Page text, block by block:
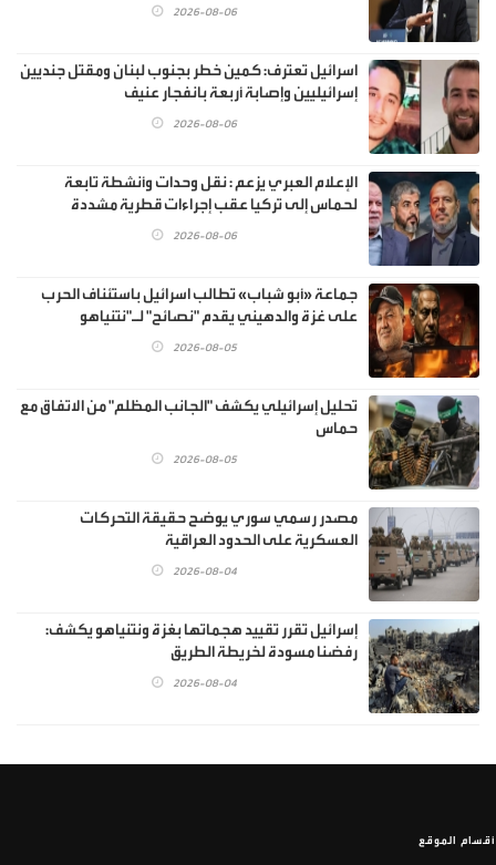
2026-08-06
اسرائيل تعترف: كمين خطر بجنوب لبنان ومقتل جنديين
إسرائيليين وإصابة أربعة بانفجار عنيف
2026-08-06
الإعلام العبري يزعم : نقل وحدات وأنشطة تابعة
لحماس إلى تركيا عقب إجراءات قطرية مشددة
2026-08-06
جماعة «أبو شباب» تطالب اسرائيل باستئناف الحرب
على غزة والدهيني يقدم "نصائح" لـ"نتنياهو
2026-08-05
تحليل إسرائيلي يكشف "الجانب المظلم" من الاتفاق مع
حماس
2026-08-05
مصدر رسمي سوري يوضح حقيقة التحركات
العسكرية على الحدود العراقية
2026-08-04
إسرائيل تقرر تقييد هجماتها بغزة ونتنياهو يكشف:
رفضنا مسودة لخريطة الطريق
2026-08-04
أقسام الموقع